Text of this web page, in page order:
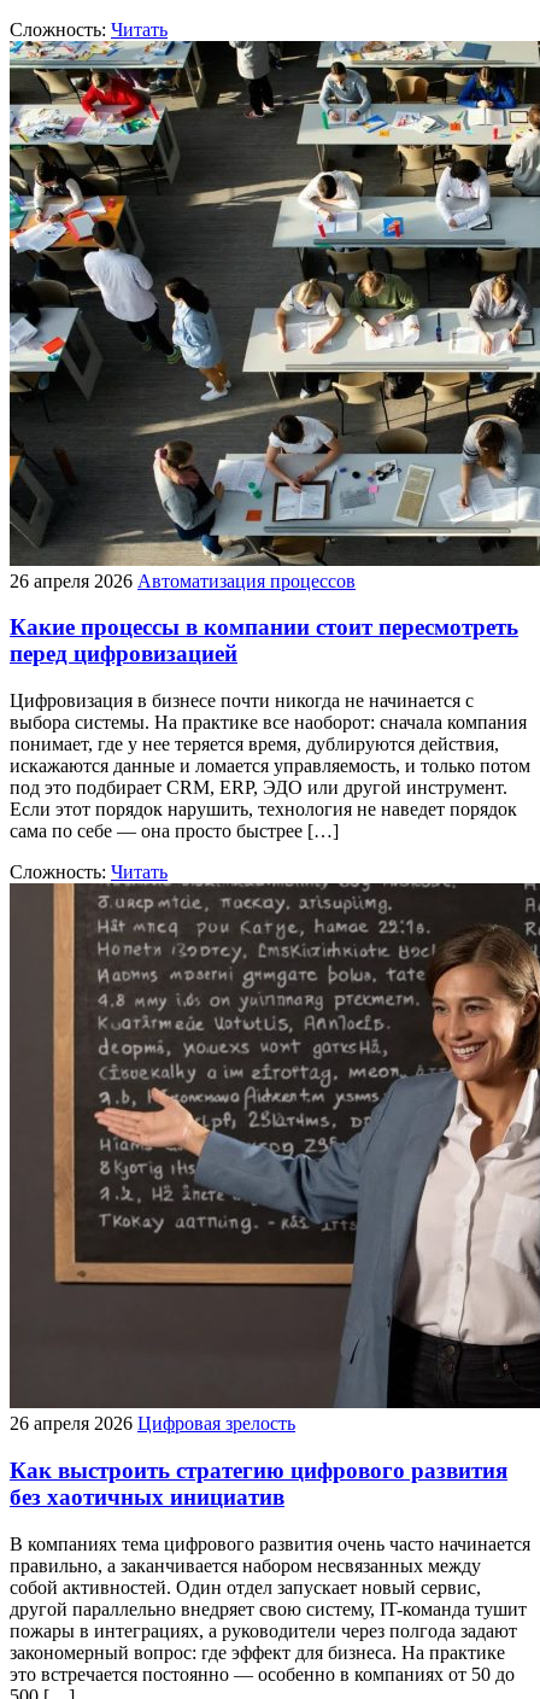
Сложность: Читать
26 апреля 2026 Автоматизация процессов
Какие процессы в компании стоит пересмотреть
перед цифровизацией
Цифровизация в бизнесе почти никогда не начинается с
выбора системы. На практике все наоборот: сначала компания
понимает, где у нее теряется время, дублируются действия,
искажаются данные и ломается управляемость, и только потом
под это подбирает CRM, ERP, ЭДО или другой инструмент.
Если этот порядок нарушить, технология не наведет порядок
сама по себе — она просто быстрее […]
Сложность: Читать
26 апреля 2026 Цифровая зрелость
Как выстроить стратегию цифрового развития
без хаотичных инициатив
В компаниях тема цифрового развития очень часто начинается
правильно, а заканчивается набором несвязанных между
собой активностей. Один отдел запускает новый сервис,
другой параллельно внедряет свою систему, IT-команда тушит
пожары в интеграциях, а руководители через полгода задают
закономерный вопрос: где эффект для бизнеса. На практике
это встречается постоянно — особенно в компаниях от 50 до